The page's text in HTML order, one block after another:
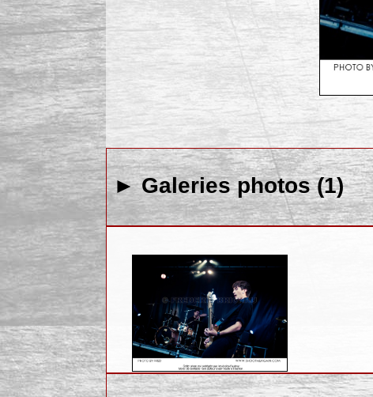
► Galeries photos (1)